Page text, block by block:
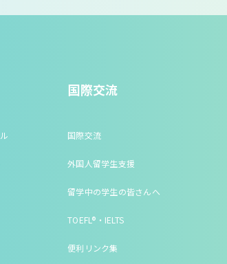
国際交流
国際交流
外国人留学生支援
留学中の学生の皆さんへ
TOEFL®・IELTS
便利リンク集